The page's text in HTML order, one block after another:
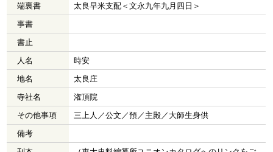
端裏書
太良早米支配＜文永九年九月四日＞
事書
書止
人名
時安
地名
太良庄
寺社名
潅頂院
その他事項
三上人／公文／預／主殿／大師生身供
備考